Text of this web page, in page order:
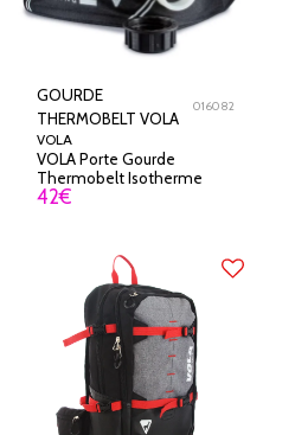
GOURDE
THERMOBELT VOLA
016082
VOLA
VOLA Porte Gourde
Thermobelt Isotherme
42€